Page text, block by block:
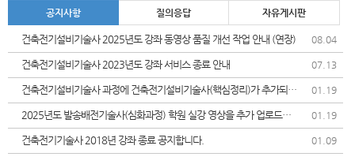
공지사항 질의응답 자유게시판
건축전기설비기술사 2025년도 강좌 동영상 품질 개선 작업 안내 (연장) 08.04
건축전기설비기술사 2023년도 강좌 서비스 종료 안내 07.13
건축전기설비기술사 과정에 건축전기설비기술사(핵심정리)가 추가되었
습니다.
01.19
2025년도 발송배전기술사(심화과정) 학원 실강 영상을 추가 업로드및
가격인상 안내드립니다.
01.19
건축전기기술사 2018년 강좌 종료 공지합니다. 01.09